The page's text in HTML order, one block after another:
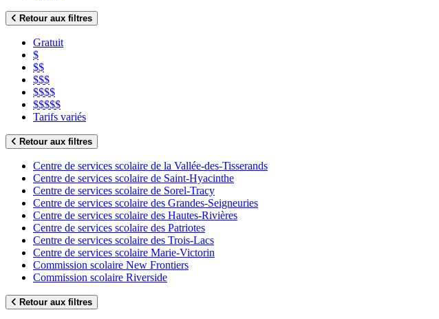
Retour aux filtres
Gratuit
$
$$
$$$
$$$$
$$$$$
Tarifs variés
Retour aux filtres
Centre de services scolaire de la Vallée-des-Tisserands
Centre de services scolaire de Saint-Hyacinthe
Centre de services scolaire de Sorel-Tracy
Centre de services scolaire des Grandes-Seigneuries
Centre de services scolaire des Hautes-Rivières
Centre de services scolaire des Patriotes
Centre de services scolaire des Trois-Lacs
Centre de services scolaire Marie-Victorin
Commission scolaire New Frontiers
Commission scolaire Riverside
Retour aux filtres